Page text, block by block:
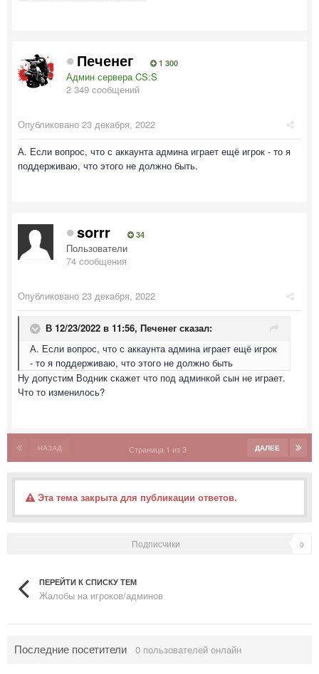
Печенег 1 300
Админ сервера CS:S
2 349 сообщений
Опубликовано 23 декабря, 2022
А. Если вопрос, что с аккаунта админа играет ещё игрок - то я
поддерживаю, что этого не должно быть.
sorrr 34
Пользователи
74 сообщения
Опубликовано 23 декабря, 2022
В 12/23/2022 в 11:56, Печенег сказал:
А. Если вопрос, что с аккаунта админа играет ещё игрок
- то я поддерживаю, что этого не должно быть
Ну допустим Водник скажет что под админкой сын не играет.
Что то изменилось?
НАЗАД ДАЛЕЕ
Страница 1 из 3
Эта тема закрыта для публикации ответов.
Подписчики 0
ПЕРЕЙТИ К СПИСКУ ТЕМ
Жалобы на игроков/админов
Последние посетители 0 пользователей онлайн